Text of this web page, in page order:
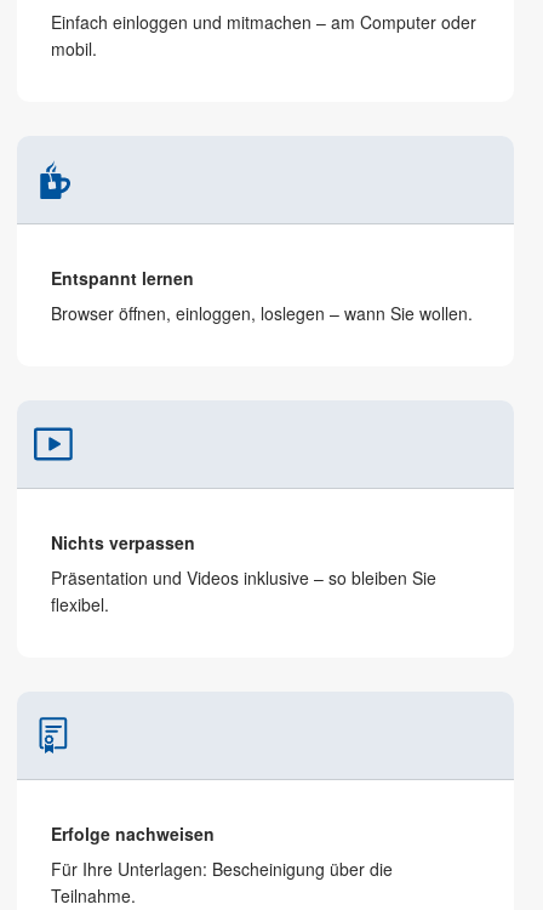
Einfach einloggen und mitmachen – am Computer oder
mobil.
Entspannt lernen
Browser öffnen, ein­loggen, loslegen – wann Sie wollen.
Nichts verpassen
Präsentation und Videos inklusive – so bleiben Sie
flexibel.
Erfolge nachweisen
Für Ihre Unterlagen: Bescheinigung über die
Teilnahme.